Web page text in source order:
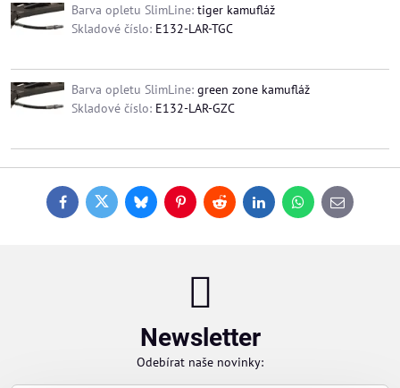
Barva opletu SlimLine: tiger kamufláž
Skladové číslo: E132-LAR-TGC
Barva opletu SlimLine: green zone kamufláž
Skladové číslo: E132-LAR-GZC
FacebookTwitterBlueskyPinterestReddit LinkedInWhatsApp
E-
mail
Newsletter
Odebírat naše novinky: